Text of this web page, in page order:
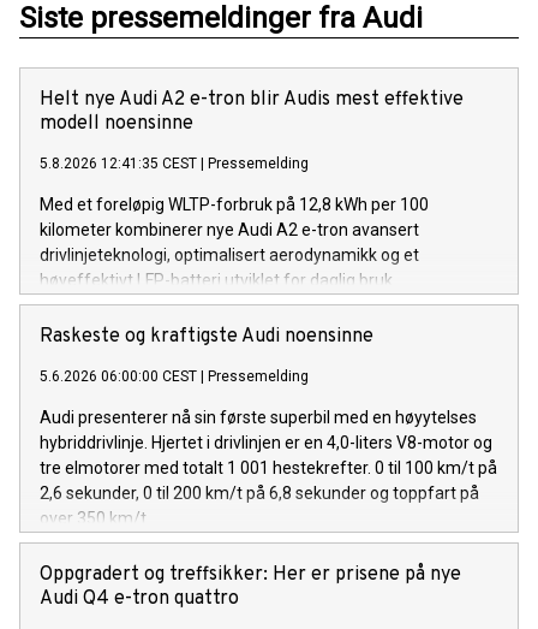
Siste pressemeldinger fra Audi
Helt nye Audi A2 e-tron blir Audis mest effektive
modell noensinne
5.8.2026 12:41:35 CEST Pressemelding
Med et foreløpig WLTP-forbruk på 12,8 kWh per 100
kilometer kombinerer nye Audi A2 e-tron avansert
drivlinjeteknologi, optimalisert aerodynamikk og et
høyeffektivt LFP-batteri utviklet for daglig bruk.
Raskeste og kraftigste Audi noensinne
5.6.2026 06:00:00 CEST Pressemelding
Audi presenterer nå sin første superbil med en høyytelses
hybriddrivlinje. Hjertet i drivlinjen er en 4,0-liters V8-motor og
tre elmotorer med totalt 1 001 hestekrefter. 0 til 100 km/t på
2,6 sekunder, 0 til 200 km/t på 6,8 sekunder og toppfart på
over 350 km/t.
Oppgradert og treffsikker: Her er prisene på nye
Audi Q4 e-tron quattro